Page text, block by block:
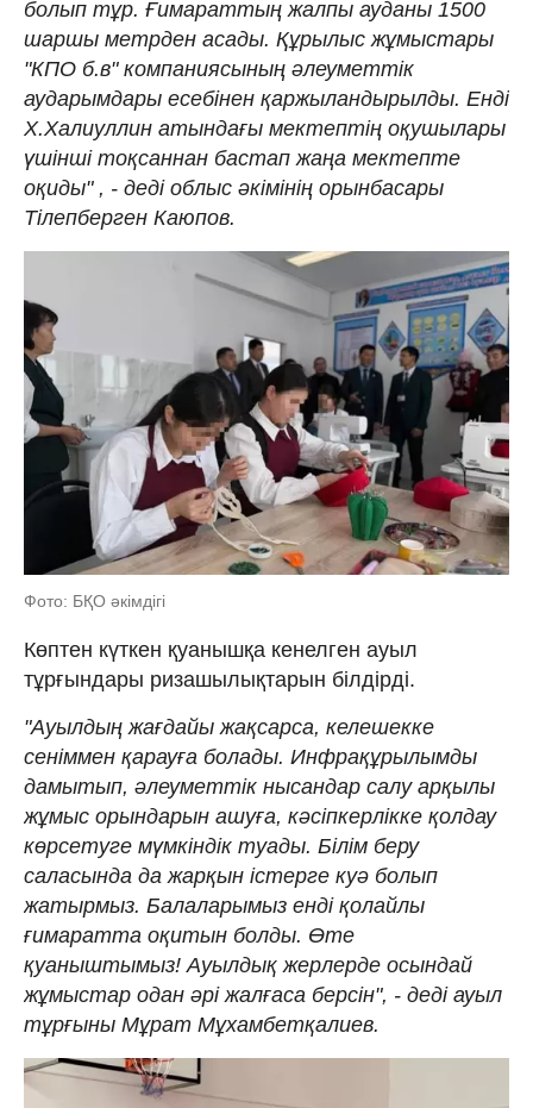
болып тұр. Ғимараттың жалпы ауданы 1500
шаршы метрден асады. Құрылыс жұмыстары
"КПО б.в" компаниясының әлеуметтік
аударымдары есебінен қаржыландырылды. Енді
Х.Халиуллин атындағы мектептің оқушылары
үшінші тоқсаннан бастап жаңа мектепте
оқиды" , - деді облыс әкімінің орынбасары
Тілепберген Каюпов.
Фото: БҚО әкімдігі
Көптен күткен қуанышқа кенелген ауыл
тұрғындары ризашылықтарын білдірді.
"Ауылдың жағдайы жақсарса, келешекке
сеніммен қарауға болады. Инфрақұрылымды
дамытып, әлеуметтік нысандар салу арқылы
жұмыс орындарын ашуға, кәсіпкерлікке қолдау
көрсетуге мүмкіндік туады. Білім беру
саласында да жарқын істерге куә болып
жатырмыз. Балаларымыз енді қолайлы
ғимаратта оқитын болды. Өте
қуаныштымыз! Ауылдық жерлерде осындай
жұмыстар одан әрі жалғаса берсін", - деді ауыл
тұрғыны Мұрат Мұхамбетқалиев.